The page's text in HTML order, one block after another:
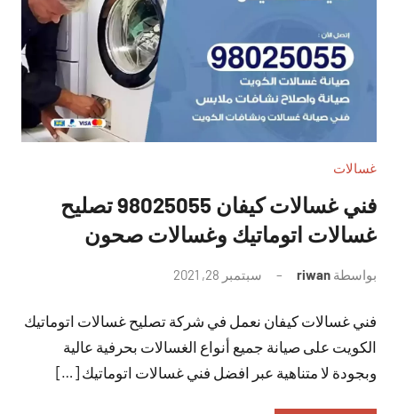
غسالات
فني غسالات كيفان 98025055 تصليح
غسالات اتوماتيك وغسالات صحون
بواسطة riwan سبتمبر 28, 2021
تعليقات
فني غسالات كيفان نعمل في شركة تصليح غسالات اتوماتيك
الكويت على صيانة جميع أنواع الغسالات بحرفية عالية
وبجودة لا متناهية عبر افضل فني غسالات اتوماتيك […]